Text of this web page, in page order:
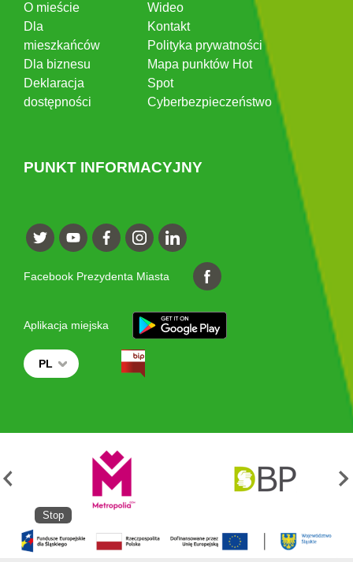
O mieście
Dla
mieszkańców
Dla biznesu
Deklaracja
dostępności
Wideo
Kontakt
Polityka prywatności
Mapa punktów Hot
Spot
Cyberbezpieczeństwo
PUNKT INFORMACYJNY
Facebook Prezydenta Miasta
Aplikacja miejska
PL
Stop